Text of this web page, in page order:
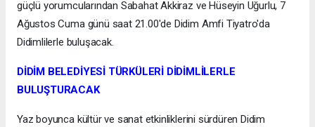
güçlü yorumcularından Sabahat Akkiraz ve Hüseyin Uğurlu, 7
Ağustos Cuma günü saat 21.00'de Didim Amfi Tiyatro'da
Didimlilerle buluşacak.
DİDİM BELEDİYESİ TÜRKÜLERİ DİDİMLİLERLE
BULUŞTURACAK
Yaz boyunca kültür ve sanat etkinliklerini sürdüren Didim